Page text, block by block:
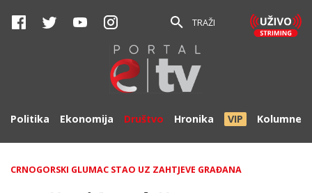
TRAŽI
Politika Ekonomija Društvo Hronika VIP Kolumne
CRNOGORSKI GLUMAC STAO UZ ZAHTJEVE GRAĐANA